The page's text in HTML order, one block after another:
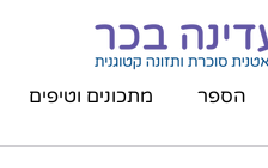
הספר מתכונים וטיפים